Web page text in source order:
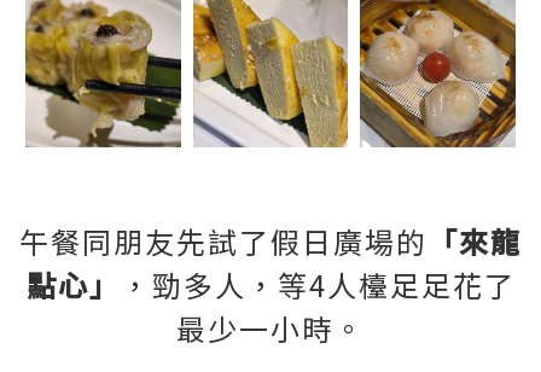
午餐同朋友先試了假日廣場的 「來龍
點心」
，勁多人，等4人檯足足花了
最少一小時。